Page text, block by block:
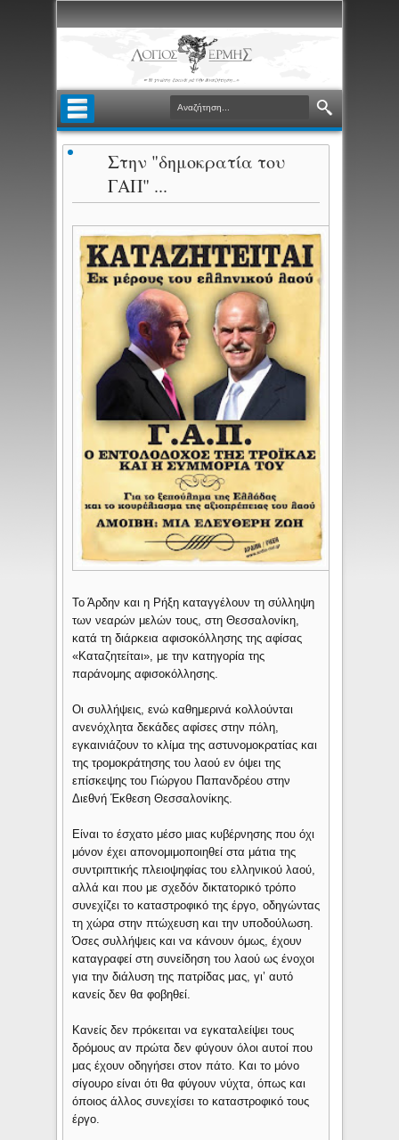
Στην "δημοκρατία του
ΓΑΠ" ...
Το Άρδην και η Ρήξη καταγγέλουν τη σύλληψη
των νεαρών μελών τους, στη Θεσσαλονίκη,
κατά τη διάρκεια αφισοκόλλησης της αφίσας
«Καταζητείται», με την κατηγορία της
παράνομης αφισοκόλλησης.
Οι συλλήψεις, ενώ καθημερινά κολλούνται
ανενόχλητα δεκάδες αφίσες στην πόλη,
εγκαινιάζουν το κλίμα της αστυνομοκρατίας και
της τρομοκράτησης του λαού εν όψει της
επίσκεψης του Γιώργου Παπανδρέου στην
Διεθνή Έκθεση Θεσσαλονίκης.
Είναι το έσχατο μέσο μιας κυβέρνησης που όχι
μόνον έχει απονομιμοποιηθεί στα μάτια της
συντριπτικής πλειοψηφίας του ελληνικού λαού,
αλλά και που με σχεδόν δικτατορικό τρόπο
συνεχίζει το καταστροφικό της έργο, οδηγώντας
τη χώρα στην πτώχευση και την υποδούλωση.
Όσες συλλήψεις και να κάνουν όμως, έχουν
καταγραφεί στη συνείδηση του λαού ως ένοχοι
για την διάλυση της πατρίδας μας, γι’ αυτό
κανείς δεν θα φοβηθεί.
Κανείς δεν πρόκειται να εγκαταλείψει τους
δρόμους αν πρώτα δεν φύγουν όλοι αυτοί που
μας έχουν οδηγήσει στον πάτο. Και το μόνο
σίγουρο είναι ότι θα φύγουν νύχτα, όπως και
όποιος άλλος συνεχίσει το καταστροφικό τους
έργο.